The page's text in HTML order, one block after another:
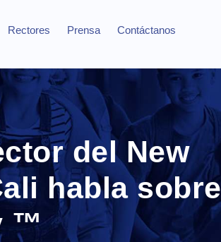
Rectores Prensa Contáctanos
del New
habla sobre
™